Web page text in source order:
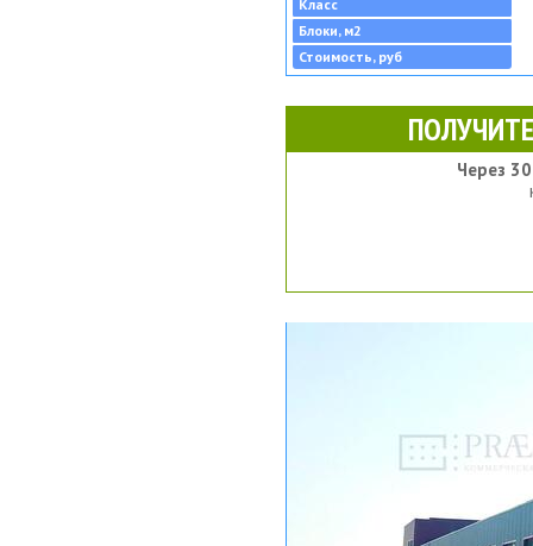
Класс
Блоки, м2
Стоимость, руб
Через